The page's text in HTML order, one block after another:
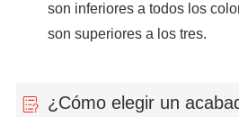
son inferiores a todos los
son superiores a los tres.
¿Cómo elegir un